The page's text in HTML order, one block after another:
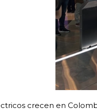
crecen en